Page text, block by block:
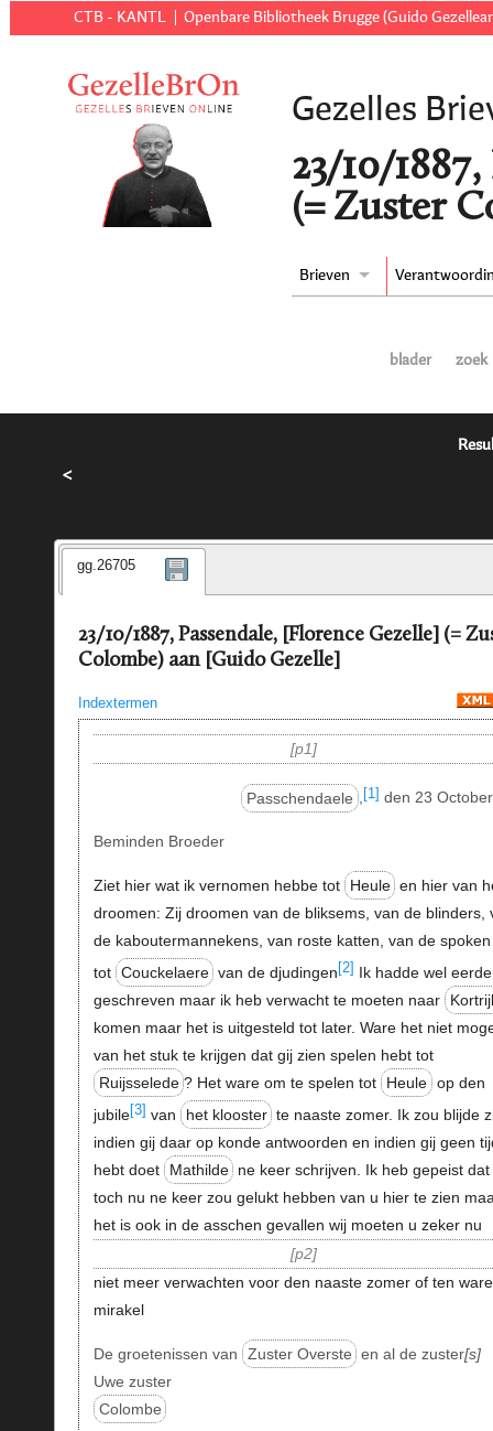
CTB - KANTL Openbare Bibliotheek Brugge (Guido
Gezelles
23/10/
(= Zuster
Brieven
blader zoek
<
gg.26705
23/10/1887, Passendale, [Florence Gezelle] (=
Colombe) aan [Guido Gezelle]
Indextermen
p1
Passchendaele , [1] den 23
Beminden Broeder
Ziet hier wat ik vernomen hebbe tot Heule en hier van
droomen: Zij droomen van de bliksems, van de blinders,
de kaboutermannekens, van roste katten, van de
tot Couckelaere van de djudingen [2] Ik hadde wel
geschreven maar ik heb verwacht te moeten naar
komen maar het is uitgesteld tot later. Ware het niet
van het stuk te krijgen dat gij zien spelen hebt tot
Ruijsselede ? Het ware om te spelen tot Heule op den
jubile [3] van het klooster te naaste zomer. Ik zou blijde
indien gij daar op konde antwoorden en indien gij geen
hebt doet
Mathilde ne keer schrijven. Ik heb gepeist dat
toch nu ne keer zou gelukt hebben van u hier te zien
het is ook in de asschen gevallen wij moeten u zeker nu
p2
niet meer verwachten voor den naaste zomer of ten
mirakel
De groetenissen van Zuster Overste en al de zuster s
Uwe zuster
Colombe